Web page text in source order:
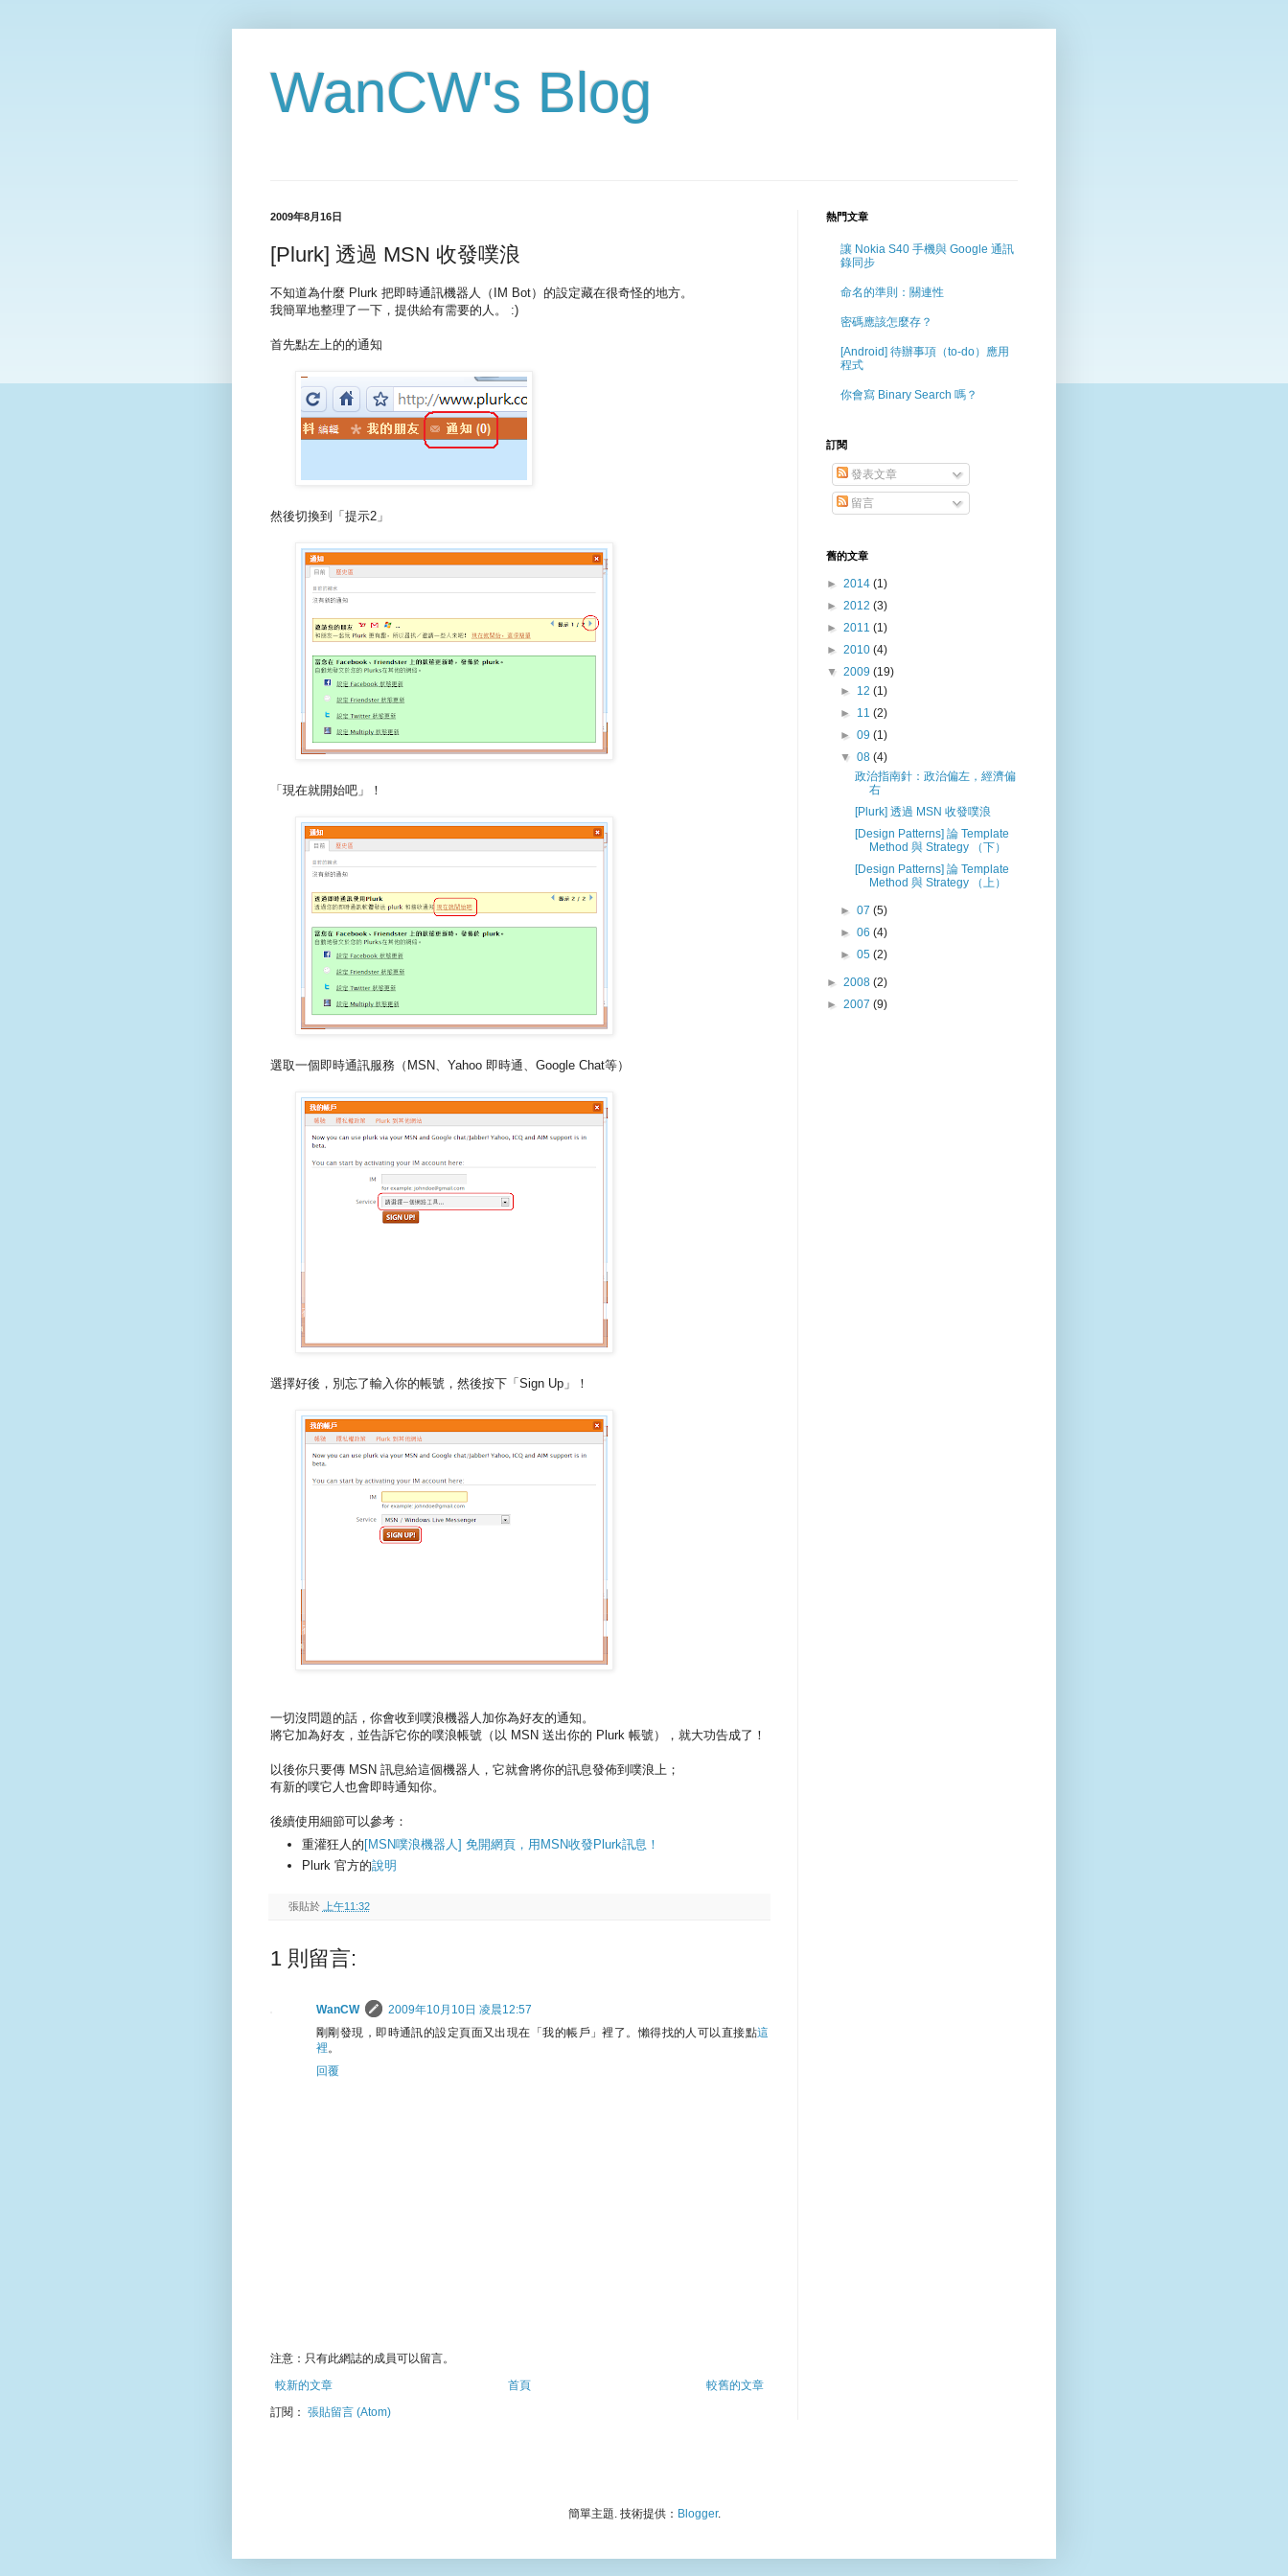
WanCW's Blog
2009年8月16日
[Plurk] 透過 MSN 收發噗浪
不知道為什麼 Plurk 把即時通訊機器人（IM Bot）的設定藏在很奇怪的地方。
我簡單地整理了一下，提供給有需要的人。 :)
首先點左上的的通知
然後切換到「提示2」
「現在就開始吧」！
選取一個即時通訊服務（MSN、Yahoo 即時通、Google Chat等）
選擇好後，別忘了輸入你的帳號，然後按下「Sign Up」！
一切沒問題的話，你會收到噗浪機器人加你為好友的通知。
將它加為好友，並告訴它你的噗浪帳號（以 MSN 送出你的 Plurk 帳號），就大功告成了！
以後你只要傳 MSN 訊息給這個機器人，它就會將你的訊息發佈到噗浪上；
有新的噗它人也會即時通知你。
後續使用細節可以參考：
重灌狂人的 [MSN噗浪機器人] 免開網頁，用MSN收發Plurk訊息！
Plurk 官方的說明
張貼於 上午11:32
1 則留言:
WanCW
2009年10月10日 凌晨12:57
剛剛發現，即時通訊的設定頁面又出現在「我的帳戶」裡了。懶得找的人可以直接點這
裡 。
回覆
注意：只有此網誌的成員可以留言。
較新的文章
較舊的文章
首頁
訂閱： 張貼留言 (Atom)
熱門文章
讓 Nokia S40 手機與 Google 通訊
錄同步
命名的準則：關連性
密碼應該怎麼存？
[Android] 待辦事項（to-do）應用
程式
你會寫 Binary Search 嗎？
訂閱
發表文章
留言
舊的文章
► 2014 (1)
► 2012 (3)
► 2011 (1)
► 2010 (4)
▼ 2009 (19)
► 12(1)
► 11(2)
►09(1)
▼08(4)
政治指南針：政治偏左，經濟偏
右
[Plurk] 透過 MSN 收發噗浪
[Design Patterns] 論 Template
Method 與 Strategy （下）
[Design Patterns] 論 Template
Method 與 Strategy （上）
►07(5)
►06(4)
►05(2)
► 2008 (2)
► 2007 (9)
簡單主題. 技術提供： Blogger.